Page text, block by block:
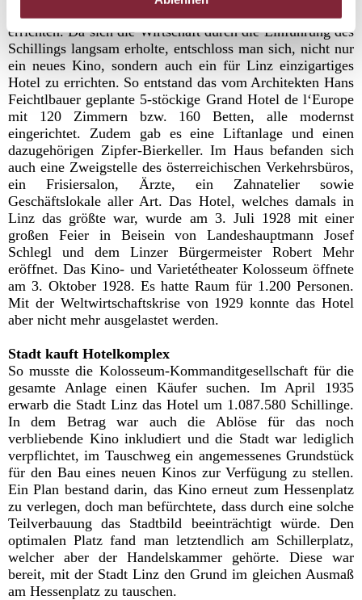
Verhältnisse nun die Idee, dort ihr neues Kino zu
errichten. Da sich die Wirtschaft durch die Einführung des
Schillings langsam erholte, entschloss man sich, nicht nur
ein neues Kino, sondern auch ein für Linz einzigartiges
Hotel zu errichten. So entstand das vom Architekten Hans
Feichtlbauer geplante 5-stöckige Grand Hotel de l‘Europe
mit 120 Zimmern bzw. 160 Betten, alle modernst
eingerichtet. Zudem gab es eine Liftanlage und einen
dazugehörigen Zipfer-Bierkeller. Im Haus befanden sich
auch eine Zweigstelle des österreichischen Verkehrsbüros,
ein Frisiersalon, Ärzte, ein Zahnatelier sowie
Geschäftslokale aller Art. Das Hotel, welches damals in
Linz das größte war, wurde am 3. Juli 1928 mit einer
großen Feier in Beisein von Landeshauptmann Josef
Schlegl und dem Linzer Bürgermeister Robert Mehr
eröffnet. Das Kino- und Varietétheater Kolosseum öffnete
am 3. Oktober 1928. Es hatte Raum für 1.200 Personen.
Mit der Weltwirtschaftskrise von 1929 konnte das Hotel
aber nicht mehr ausgelastet werden.
Stadt kauft Hotelkomplex
So musste die Kolosseum-Kommanditgesellschaft für die
gesamte Anlage einen Käufer suchen. Im April 1935
erwarb die Stadt Linz das Hotel um 1.087.580 Schillinge.
In dem Betrag war auch die Ablöse für das noch
verbliebende Kino inkludiert und die Stadt war lediglich
verpflichtet, im Tauschweg ein angemessenes Grundstück
für den Bau eines neuen Kinos zur Verfügung zu stellen.
Ein Plan bestand darin, das Kino erneut zum Hessenplatz
zu verlegen, doch man befürchtete, dass durch eine solche
Teilverbauung das Stadtbild beeinträchtigt würde. Den
optimalen Platz fand man letztendlich am Schillerplatz,
welcher aber der Handelskammer gehörte. Diese war
bereit, mit der Stadt Linz den Grund im gleichen Ausmaß
am Hessenplatz zu tauschen.